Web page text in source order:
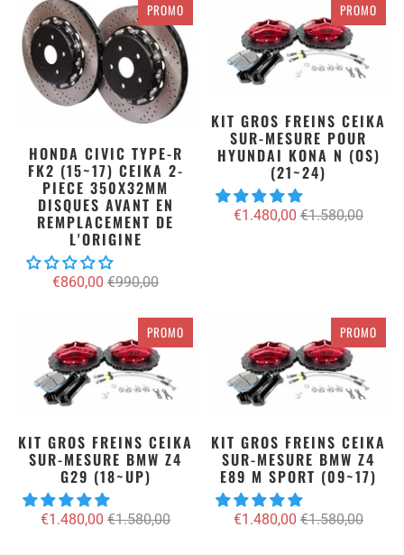
PROMO
HONDA CIVIC TYPE-R
FK2 (15~17) CEIKA 2-
PIECE 350X32MM
DISQUES AVANT EN
REMPLACEMENT DE
L'ORIGINE
€860,00 €990,00
PROMO
KIT GROS FREINS CEIKA
SUR-MESURE POUR
HYUNDAI KONA N (OS)
(21~24)
€1.480,00 €1.580,00
PROMO
KIT GROS FREINS CEIKA
SUR-MESURE BMW Z4
G29 (18~UP)
€1.480,00 €1.580,00
PROMO
KIT GROS FREINS CEIKA
SUR-MESURE BMW Z4
E89 M SPORT (09~17)
€1.480,00 €1.580,00